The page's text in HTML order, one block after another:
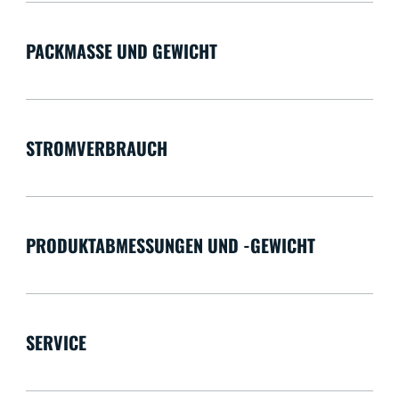
PACKMASSE UND GEWICHT
STROMVERBRAUCH
PRODUKTABMESSUNGEN UND -GEWICHT
SERVICE